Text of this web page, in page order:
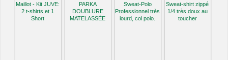
Maillot - Kit JUVE:
2 t-shirts et 1
Short
PARKA
DOUBLURE
MATELASSÉE
Sweat-Polo
Professionnel très
lourd, col polo.
Sweat-shirt zippé
1/4 très doux au
toucher